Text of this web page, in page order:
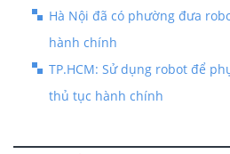
Hà Nội đã có phường đưa
hành chính
TP.HCM: Sử dụng robot để
thủ tục hành chính